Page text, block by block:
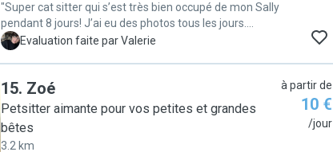
emmené chez son vétérinaire. Merci à elle pour son
investissement tant émotionnel qu’en temps 🌞🐱"
"Super cat sitter qui s’est très bien occupé de mon Sally
pendant 8 jours! J’ai eu des photos tous les jours.
Charlotte est responsable, réactive et très sympa! À
V Evaluation faite par Valerie
15. Zoé
Petsitter aimante pour vos petites et grandes
bêtes
3.2 km
à partir de
10 €
/jour